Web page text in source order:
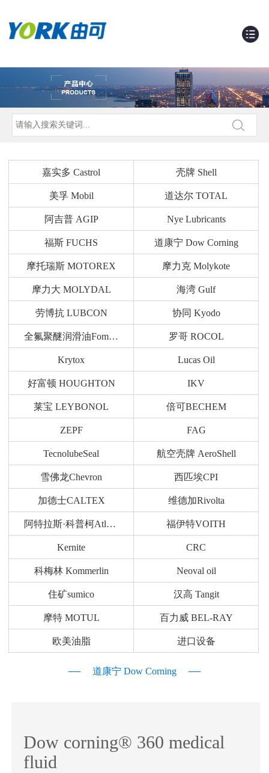
嘉实多 Castrol 壳牌 Shell
美孚 Mobil 道达尔 TOTAL
阿吉普 AGIP Nye Lubricants
福斯 FUCHS 道康宁 Dow Corning
摩托瑞斯 MOTOREX 摩力克 Molykote
摩力大 MOLYDAL 海湾 Gulf
劳博抗 LUBCON 协同 Kyodo
全氟聚醚润滑油Fomblin 罗哥 ROCOL
Krytox Lucas Oil
好富顿 HOUGHTON IKV
莱宝 LEYBONOL 倍可BECHEM
ZEPF FAG
TecnolubeSeal 航空壳牌 AeroShell
雪佛龙Chevron 西匹埃CPI
加德士CALTEX 维德加Rivolta
阿特拉斯·科普柯Atlas Copco 福伊特VOITH
Kernite CRC
科梅林 Kommerlin Neoval oil
住矿sumico 汉高 Tangit
摩特 MOTUL 百力威 BEL-RAY
欧美油脂 进口设备
道康宁 Dow Corning
Dow corning® 360 medical
fluid